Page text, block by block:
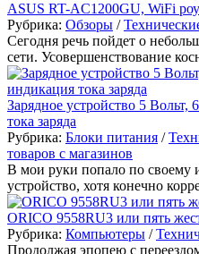
ASUS RT-AC1200GU, WiFi
Рубрика: Обзоры /
Сегодня речь пойдет о
сети. Усовершенствование
Зарядное устройство 5
тока заряда
Рубрика: Блоки питания /
товаров с магазинов
В мои руки попало по своему
устройство, хотя конечно
ORICO 9558RU3 или пять
Рубрика: Компьютеры /
Продолжая эпопею с